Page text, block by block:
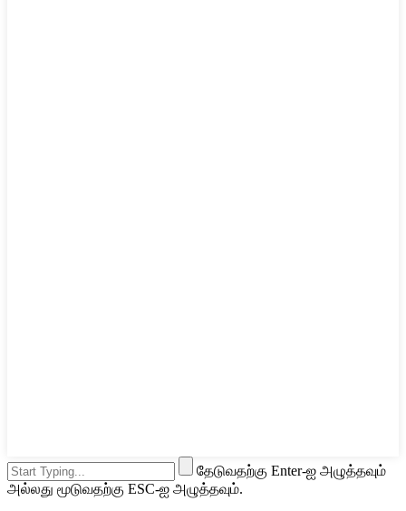
தேடுவதற்கு Enter-ஐ அழுத்தவும்
அல்லது மூடுவதற்கு ESC-ஐ அழுத்தவும்.